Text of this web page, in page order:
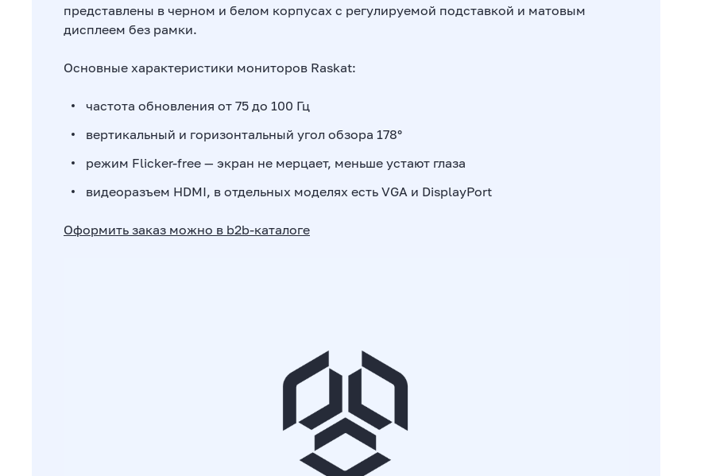
представлены в черном и белом корпусах с регулируемой подставкой и матовым
дисплеем без рамки.
Основные характеристики мониторов Raskat:
частота обновления от 75 до 100 Гц
вертикальный и горизонтальный угол обзора 178°
режим Flicker-free — экран не мерцает, меньше устают глаза
видеоразъем HDMI, в отдельных моделях есть VGA и DisplayPort
Оформить заказ можно в b2b-каталоге